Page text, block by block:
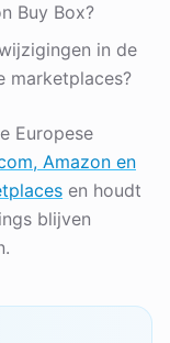
Buy Box?
in de
marketplaces?
Europese
Amazon en
en houdt
blijven